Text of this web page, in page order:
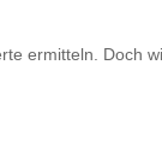
ermitteln. Doch